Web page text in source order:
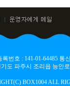
록번호 : 141-01-64485
도 파주시 조리읍 능안
BOX1004 ALL